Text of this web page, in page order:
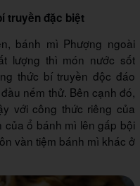
truyền đặc biệt
bánh mì Phượng ngoài
lượng thì món nước sốt
thức bí truyền độc đáo
nếm thử. Bên cạnh đó,
với công thức riêng của
của ổ bánh mì lên gấp bội
vàn tiệm bánh mì khác ở